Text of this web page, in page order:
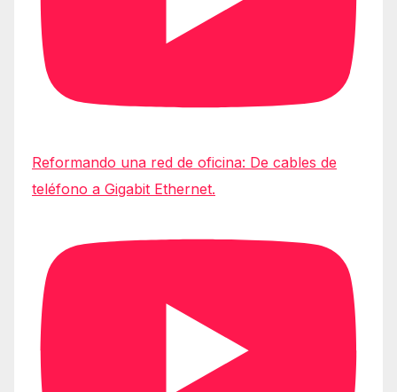
Reformando una red de oficina: De cables de
teléfono a Gigabit Ethernet.